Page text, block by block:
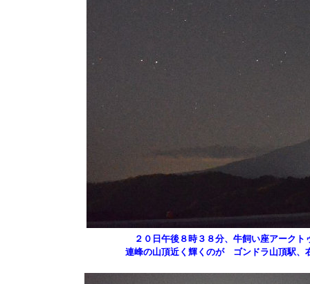
２０日午後８時３８分、牛飼い座アークト
連峰の山頂近く輝くのが ゴンドラ山頂駅、